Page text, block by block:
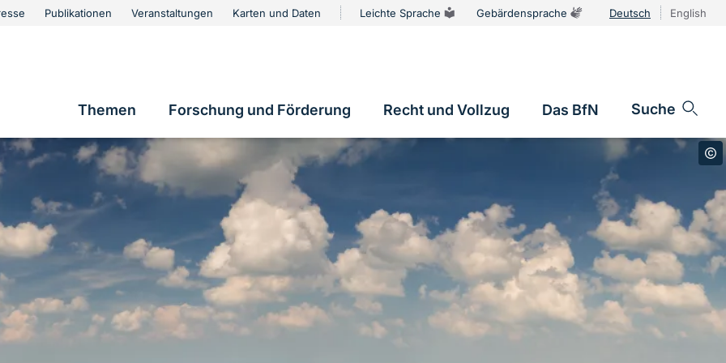
Publikationen Veranstaltungen Karten und Daten Leichte Sprache Gebärdensprache Deutsch English
Hauptnavigation
Themen Forschung und Förderung Recht und Vollzug Das BfN Suche